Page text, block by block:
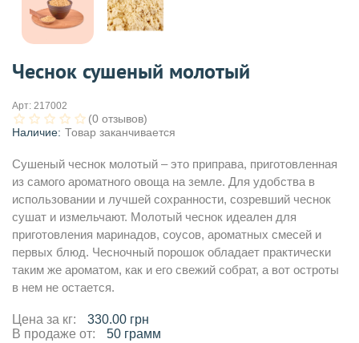
Чеснок сушеный молотый
Арт: 217002
(0 отзывов)
Наличие: Товар заканчивается
Сушеный чеснок молотый – это приправа, приготовленная
из самого ароматного овоща на земле. Для удобства в
использовании и лучшей сохранности, созревший чеснок
сушат и измельчают. Молотый чеснок идеален для
приготовления маринадов, соусов, ароматных смесей и
первых блюд. Чесночный порошок обладает практически
таким же ароматом, как и его свежий собрат, а вот остроты
в нем не остается.
Цена за кг:
330.00 грн
В продаже от:
50 грамм